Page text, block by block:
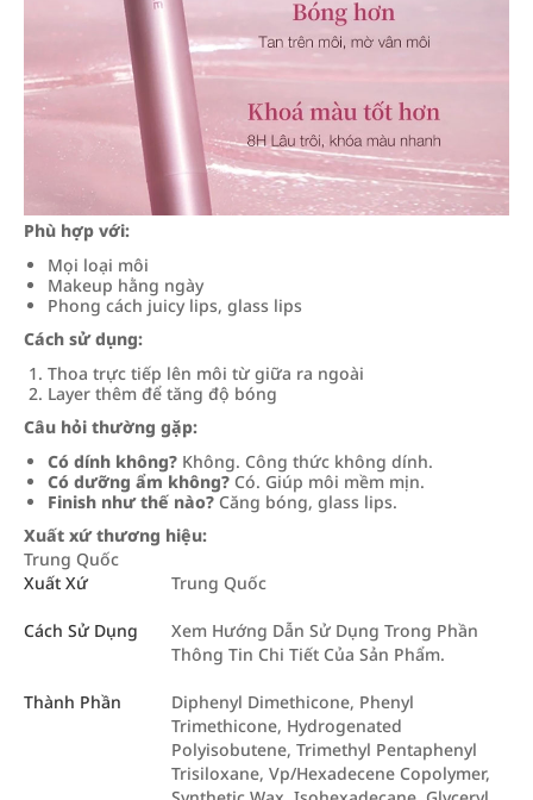
Phù hợp với:
Mọi loại môi
Makeup hằng ngày
Phong cách juicy lips, glass lips
Cách sử dụng:
Thoa trực tiếp lên môi từ giữa ra ngoài
Layer thêm để tăng độ bóng
Câu hỏi thường gặp:
Có dính không? Không. Công thức không dính.
Có dưỡng ẩm không? Có. Giúp môi mềm mịn.
Finish như thế nào? Căng bóng, glass lips.
Xuất xứ thương hiệu:
Trung Quốc
Xuất Xứ
Trung Quốc
Cách Sử Dụng
Xem Hướng Dẫn Sử Dụng Trong Phần
Thông Tin Chi Tiết Của Sản Phẩm.
Thành Phần
Diphenyl Dimethicone, Phenyl
Trimethicone, Hydrogenated
Polyisobutene, Trimethyl Pentaphenyl
Trisiloxane, Vp/Hexadecene Copolymer,